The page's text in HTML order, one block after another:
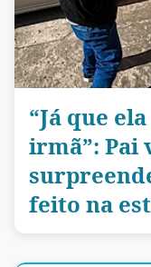
“Já que
irmã”: Pai
feito na